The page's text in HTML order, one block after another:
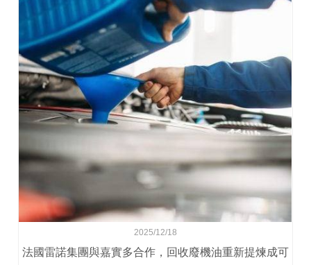
2025/12/18
法國雷諾集團與嘉實多合作，回收廢機油重新提煉成可